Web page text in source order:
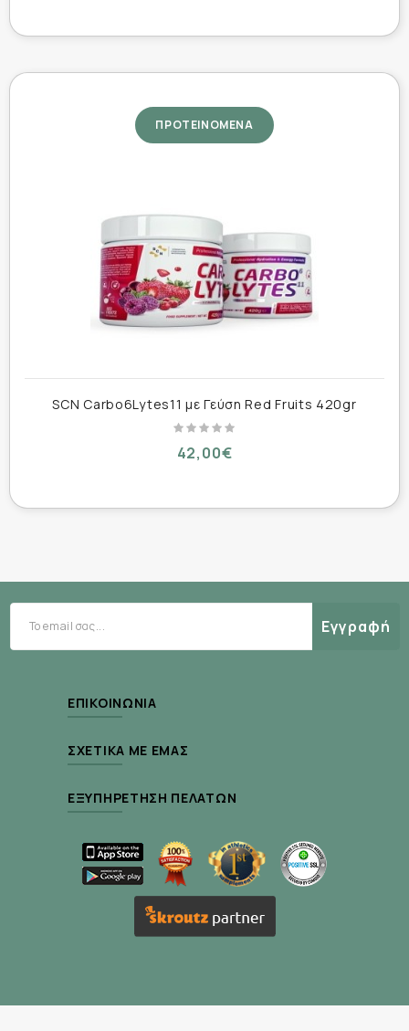
απορρόφηση υγρών και στη μείωση της κόπωσης
Η φόρμουλα περιλαμβάνει συνδυασμό από
Maltodextrin, Dextrose, Fructose, Palatinose™,
χωρίς απότομες αυξομειώσεις σακχάρου.
Παράλληλα, ο συνδυασμός ηλεκτρολυτών όπως
νάτριο, μαγνήσιο, ασβέστιο και φώσφορος βοηθά
στην αναπλήρωση των μεταλλικών στοιχείων που
χάνονται μέσω της εφίδρωσης.
καταβολισμού, ενώ η παρουσία Bioperine®
συμβάλλει στη βελτιωμένη απορρόφηση των
Ιδιότητες
Σταδιακή αποδέσμευση ενέργειας έως 120
Υποστηρίζει την ενυδάτωση και την αντοχή
Συμβάλλει στη μείωση της κόπωσης
Με HMB για μυϊκή προστασία και
αποκατάσταση
Περιέχει Bioperine® για καλύτερη απορρόφηση
Εύπεπτη και φιλική προς το στομάχι σύνθεση
Κατάλληλο για αθλητές και έντονη σωματική
δραστηριότητα
ΠΡΟΤΕΙΝΟΜΕΝΑ
SCN Carbo6Lytes11 με Γεύση Red Fruits 420gr
42,00€
Εγγραφή
ΕΠΙΚΟΙΝΩΝΊΑ
ΣΧΕΤΙΚΆ ΜΕ ΕΜΆΣ
ΕΞΥΠΗΡΈΤΗΣΗ ΠΕΛΑΤΏΝ